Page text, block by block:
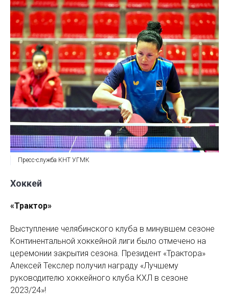
Пресс-служба КНТ УГМК
Хоккей
«Трактор»
Выступление челябинского клуба в минувшем сезоне
Континентальной хоккейной лиги было отмечено на
церемонии закрытия сезона. Президент «Трактора»
Алексей Текслер получил награду «Лучшему
руководителю хоккейного клуба КХЛ в сезоне
2023/24»!